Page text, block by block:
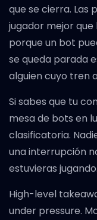
que se cierra. Las
jugador mejor
porque un bot
se queda parada
alguien cuyo tren
Si sabes que tu
mesa de bots en
clasificatoria.
una interrupción
estuvieras jugando.
High-level
under pressure.